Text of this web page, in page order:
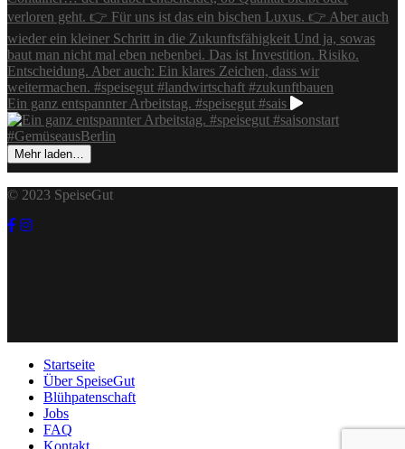
Ein ganz entspannter Arbeitstag. #speisegut #sais
Mehr laden…
© 2023 SpeiseGut
Startseite
Über SpeiseGut
Blühpatenschaft
Jobs
FAQ